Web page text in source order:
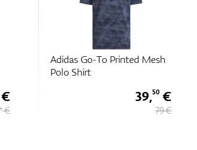
€
Chervo Acropoli
69 €
137 €